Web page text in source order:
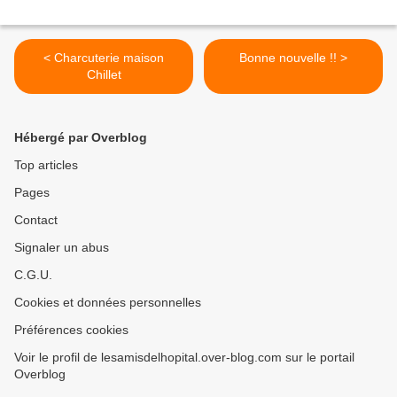
< Charcuterie maison
Chillet
Bonne nouvelle !! >
Hébergé par Overblog
Top articles
Pages
Contact
Signaler un abus
C.G.U.
Cookies et données personnelles
Préférences cookies
Voir le profil de lesamisdelhopital.over-blog.com sur le portail
Overblog